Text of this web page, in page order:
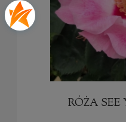
RÓŻA SEE